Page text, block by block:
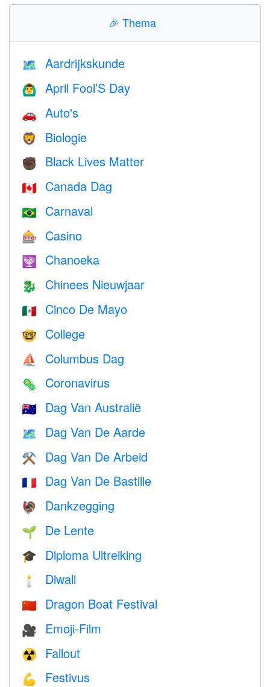
🎉 Thema
🗺 Aardrijkskunde
🙆‍♂️ April Fool’S Day
🚗 Auto's
🦁 Biologie
✊🏿 Black Lives Matter
🇨🇦 Canada Dag
🇧🇷 Carnaval
🎰 Casino
🕎 Chanoeka
🐉 Chinees Nieuwjaar
🇲🇽 Cinco De Mayo
🤓 College
⛵️ Columbus Dag
🦠 Coronavirus
🇦🇺 Dag Van Australië
🗺️ Dag Van De Aarde
⚒️ Dag Van De Arbeid
🇫🇷 Dag Van De Bastille
🦃 Dankzegging
🌱 De Lente
🎓 Diploma Uitreiking
🕯 Diwali
🇨🇳 Dragon Boat Festival
🎥 Emoji-Film
☢️ Fallout
💪 Festivus